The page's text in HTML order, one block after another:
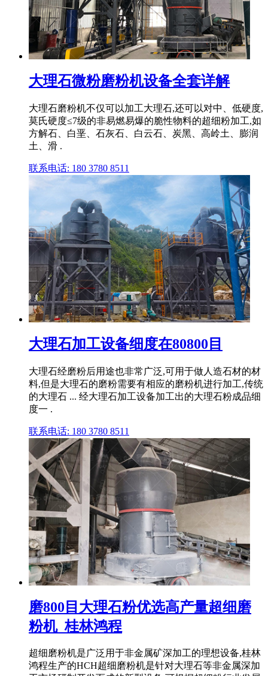
大理石微粉磨粉机设备全套详解
大理石磨粉机不仅可以加工大理石,还可以对中、低硬度,
莫氏硬度≤7级的非易燃易爆的脆性物料的超细粉加工,如
方解石、白垩、石灰石、白云石、炭黑、高岭土、膨润
土、滑 .
联系电话: 180 3780 8511
大理石加工设备细度在80800目
大理石经磨粉后用途也非常广泛,可用于做人造石材的材
料,但是大理石的磨粉需要有相应的磨粉机进行加工,传统
的大理石 ... 经大理石加工设备加工出的大理石粉成品细
度一 .
联系电话: 180 3780 8511
磨800目大理石粉优选高产量超细磨
粉机_桂林鸿程
超细磨粉机是广泛用于非金属矿深加工的理想设备,桂林
鸿程生产的HCH超细磨粉机是针对大理石等非金属深加